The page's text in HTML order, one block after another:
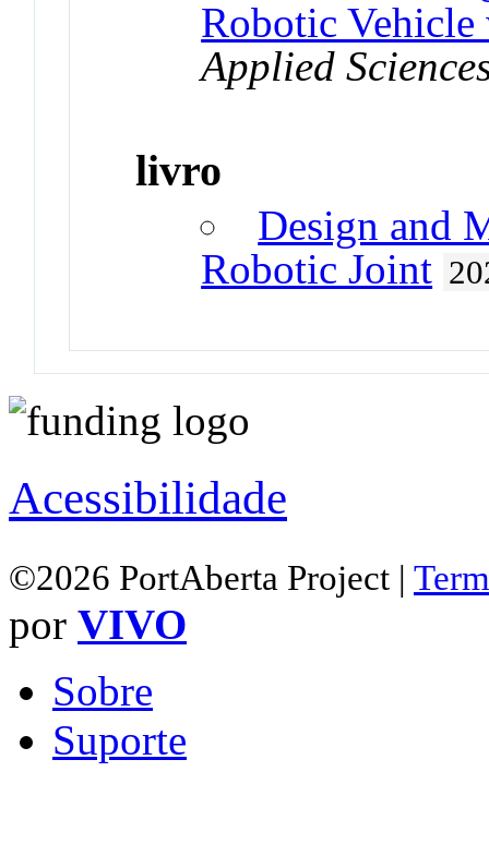
Robotic
Applied
livro
Design and
Robotic Joint
Acessibilidade
©2026 PortAberta Project |
por VIVO
Sobre
Suporte